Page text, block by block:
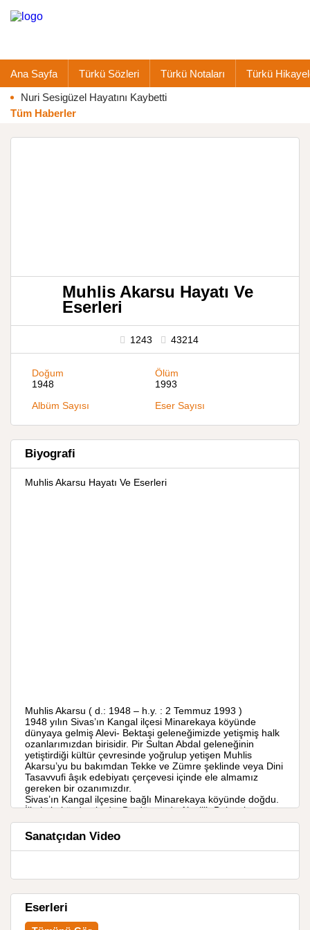
Ana Sayfa Türkü Sözleri Türkü Notaları Türkü
Nuri Sesigüzel Hayatını Kaybetti
Tüm Haberler
Muhlis Akarsu Hayatı Ve
Eserleri
1243 43214
Doğum
1948
Ölüm
1993
Albüm Sayısı
Eser Sayısı
Biyografi
Muhlis Akarsu Hayatı Ve Eserleri
Muhlis Akarsu ( d.: 1948 – h.y. : 2 Temmuz 1993 )
1948 yılın Sivas’ın Kangal ilçesi Minarekaya köyünde
dünyaya gelmiş Alevi- Bektaşi geleneğimizde yetişmiş halk
ozanlarımızdan birisidir. Pir Sultan Abdal geleneğinin
yetiştirdiği kültür çevresinde yoğrulup yetişen Muhlis
Akarsu’yu bu bakımdan Tekke ve Zümre şeklinde veya Dini
Tasavvufi âşık edebiyatı çerçevesi içinde ele almamız
gereken bir ozanımızdır.
Sivas’ın Kangal ilçesine bağlı Minarekaya köyünde doğdu.
İlkokulu köyde okudu. Bu dönemde Alevilik-Bektaşi
cemlerinde yörenin seyitlerinin ve ozanlarının etkisinde
kalarak saz çalıp söylemeye de başladıKangal ve
Minarekaya’daki cem evlerinde saz çalıp söyleyen alevi
Bektaşi ozanlar onun zihninde oluşmayan ilk
Bu cemlerde öğrendiği Alevi-Bektaşi kültürü öğrendiği sazı
yörelerine gelip giden âşıkların sayesinde geliştirdi.
1962 yılında ilkokulu bitirdikten sonra köyündeki cemlerde
Sanatçıdan Video
Eserleri